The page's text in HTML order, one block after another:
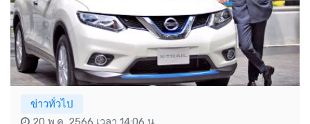
ข่าวทั่วไป